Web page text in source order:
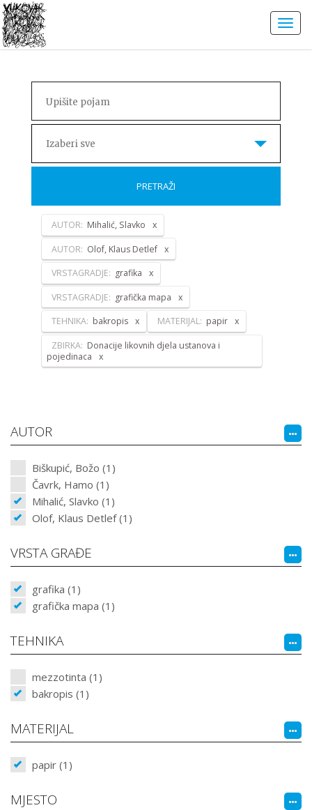
Izaberi sve
PRETRAŽI
AUTOR: Mihalić, Slavko
AUTOR: Olof, Klaus Detlef
VRSTAGRADJE: grafika
VRSTAGRADJE: grafička mapa
TEHNIKA: bakropis MATERIJAL: papir
ZBIRKA: Donacije likovnih djela ustanova i
pojedinaca
AUTOR
Biškupić, Božo (1)
Čavrk, Hamo (1)
Mihalić, Slavko (1)
Olof, Klaus Detlef (1)
VRSTA GRAĐE
grafika (1)
grafička mapa (1)
TEHNIKA
mezzotinta (1)
bakropis (1)
MATERIJAL
papir (1)
MJESTO